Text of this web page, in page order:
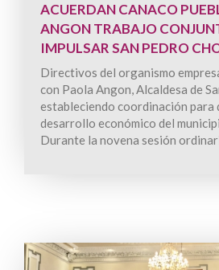
ACUERDAN CANACO
ANGON TRABAJO
IMPULSAR SAN PEDRO
Directivos del organismo
con Paola Angon, Alcaldesa de
estableciendo coordinación para
desarrollo económico del
Durante la novena sesión